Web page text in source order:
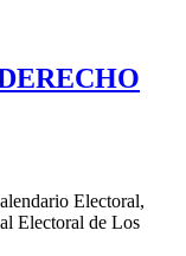
Electoral,
Electoral de Los